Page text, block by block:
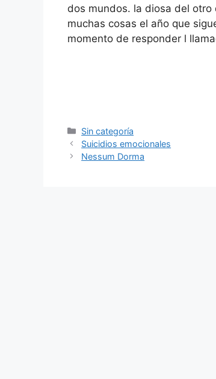
dos mundos. la diosa del
muchas cosas el año que
momento de responder l
Categorías
Sin categoría
Suicidios emocionales
Nessum Dorma